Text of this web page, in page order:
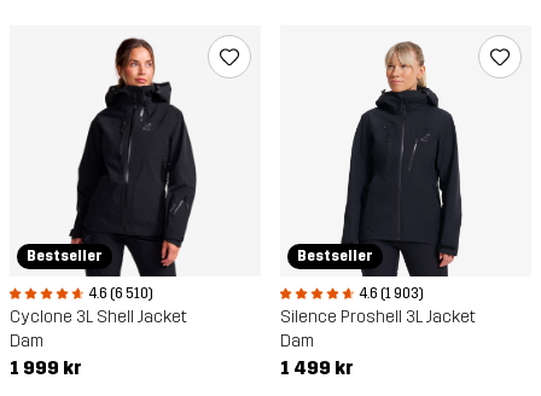
Bestseller
4.6 (6 510)
Cyclone 3L Shell Jacket
Dam
1 999 kr
Bestseller
4.6 (1 903)
Silence Proshell 3L Jacket
Dam
1 499 kr